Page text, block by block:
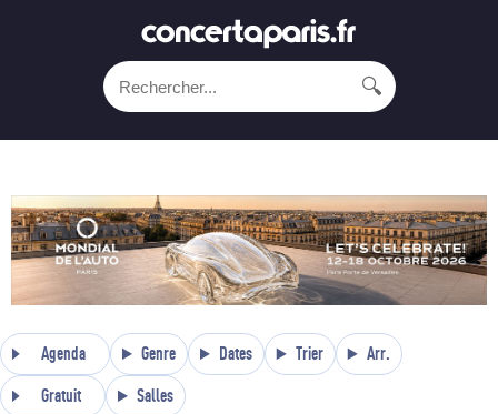
🔍
Agenda Genre Dates Trier Arr.
Gratuit Salles